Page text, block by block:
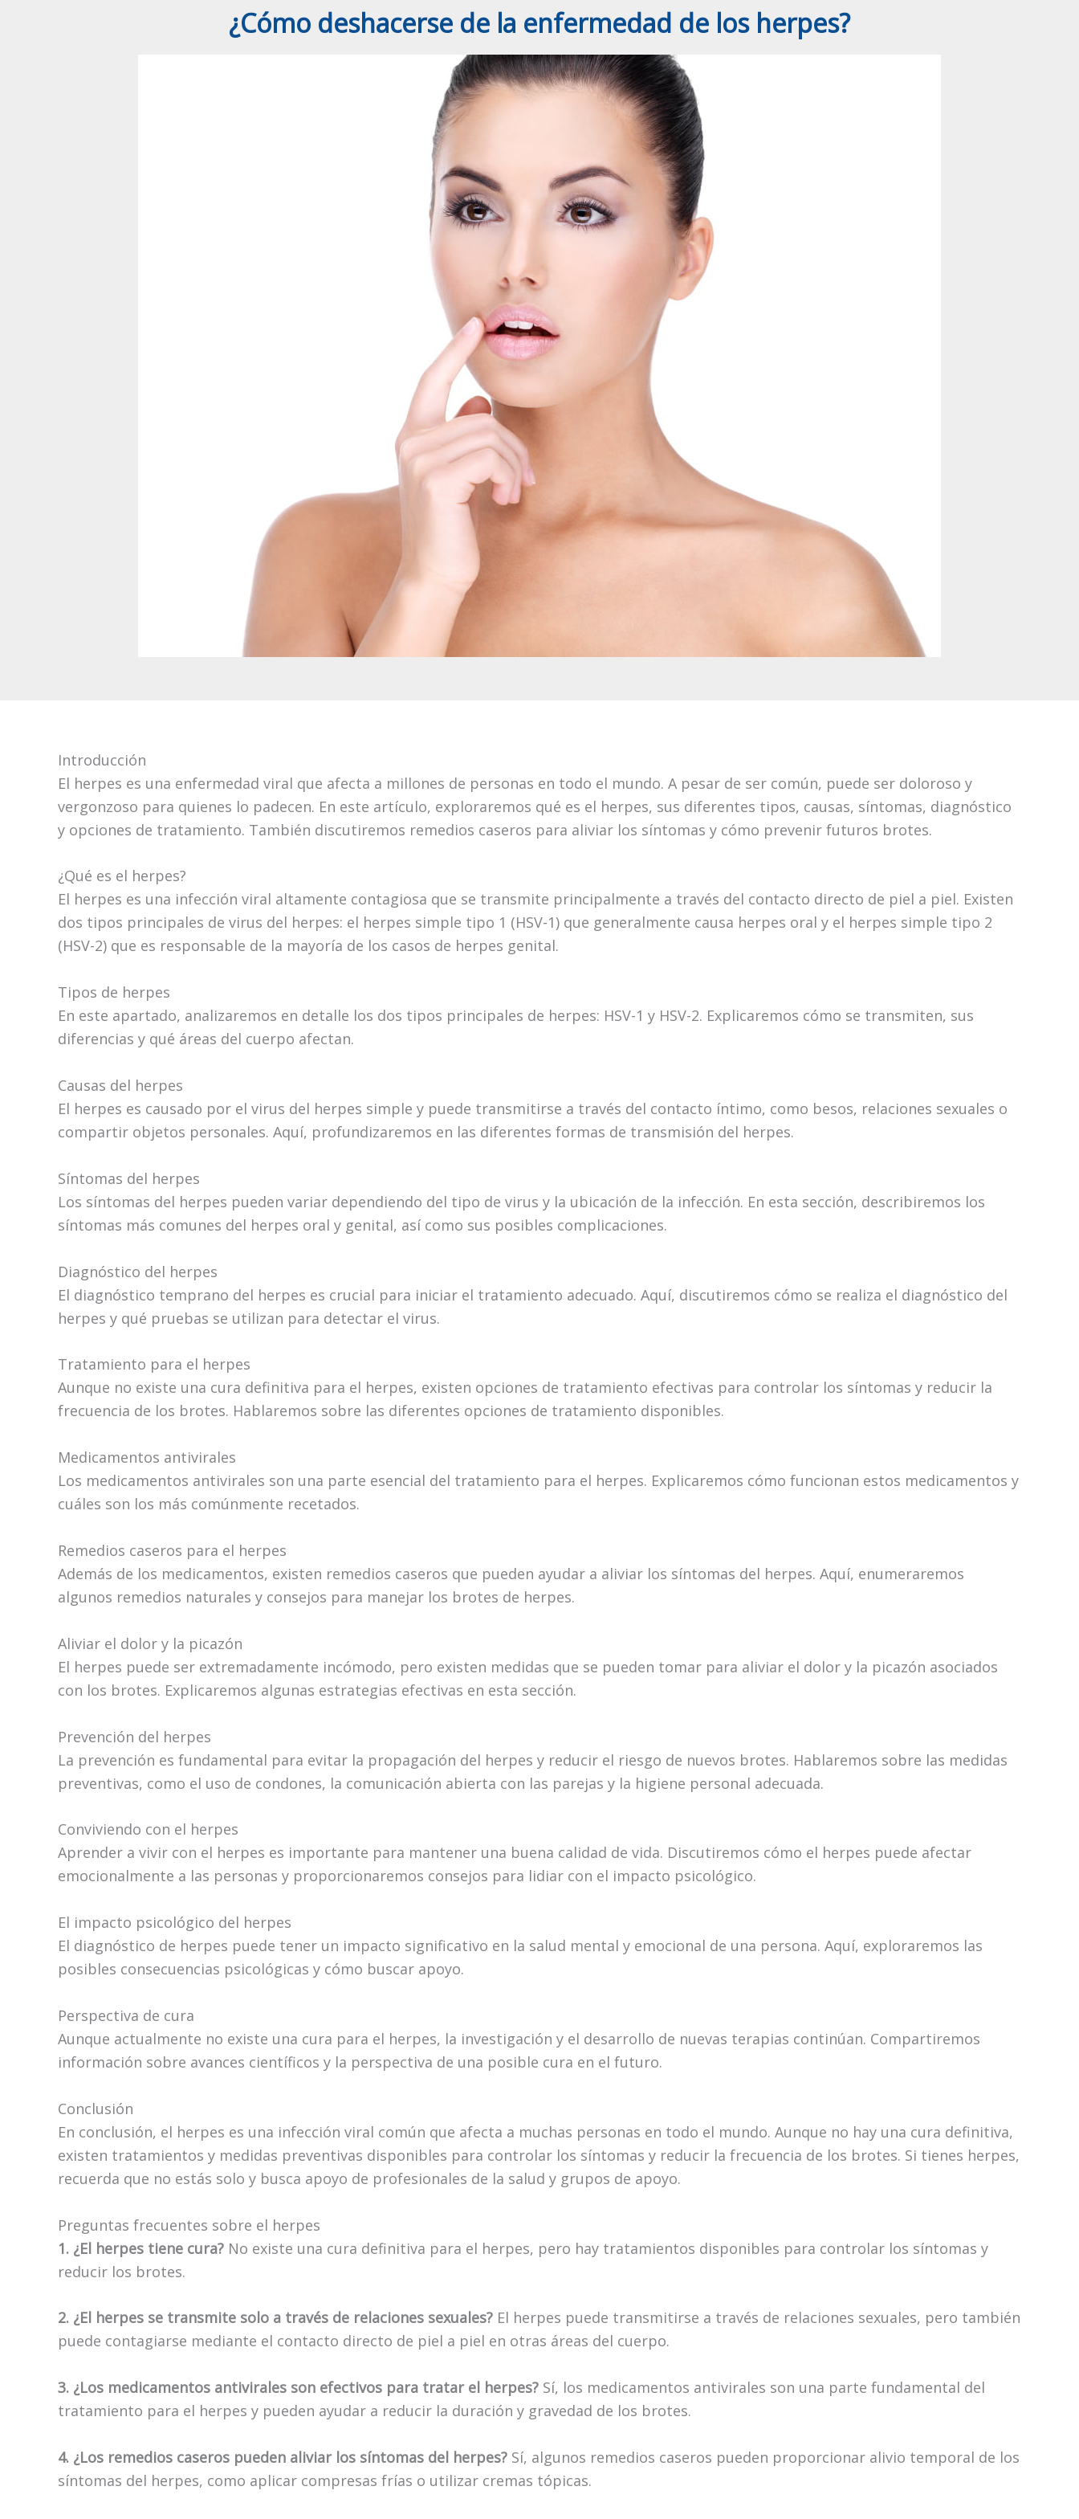
¿Cómo deshacerse de la enfermedad de los herpes?
Introducción
El herpes es una enfermedad viral que afecta a millones de personas en todo el mundo. A pesar de ser común, puede ser doloroso y
vergonzoso para quienes lo padecen. En este artículo, exploraremos qué es el herpes, sus diferentes tipos, causas, síntomas, diagnóstico
y opciones de tratamiento. También discutiremos remedios caseros para aliviar los síntomas y cómo prevenir futuros brotes.
¿Qué es el herpes?
El herpes es una infección viral altamente contagiosa que se transmite principalmente a través del contacto directo de piel a piel. Existen
dos tipos principales de virus del herpes: el herpes simple tipo 1 (HSV-1) que generalmente causa herpes oral y el herpes simple tipo 2
(HSV-2) que es responsable de la mayoría de los casos de herpes genital.
Tipos de herpes
En este apartado, analizaremos en detalle los dos tipos principales de herpes: HSV-1 y HSV-2. Explicaremos cómo se transmiten, sus
diferencias y qué áreas del cuerpo afectan.
Causas del herpes
El herpes es causado por el virus del herpes simple y puede transmitirse a través del contacto íntimo, como besos, relaciones sexuales o
compartir objetos personales. Aquí, profundizaremos en las diferentes formas de transmisión del herpes.
Síntomas del herpes
Los síntomas del herpes pueden variar dependiendo del tipo de virus y la ubicación de la infección. En esta sección, describiremos los
síntomas más comunes del herpes oral y genital, así como sus posibles complicaciones.
Diagnóstico del herpes
El diagnóstico temprano del herpes es crucial para iniciar el tratamiento adecuado. Aquí, discutiremos cómo se realiza el diagnóstico del
herpes y qué pruebas se utilizan para detectar el virus.
Tratamiento para el herpes
Aunque no existe una cura definitiva para el herpes, existen opciones de tratamiento efectivas para controlar los síntomas y reducir la
frecuencia de los brotes. Hablaremos sobre las diferentes opciones de tratamiento disponibles.
Medicamentos antivirales
Los medicamentos antivirales son una parte esencial del tratamiento para el herpes. Explicaremos cómo funcionan estos medicamentos y
cuáles son los más comúnmente recetados.
Remedios caseros para el herpes
Además de los medicamentos, existen remedios caseros que pueden ayudar a aliviar los síntomas del herpes. Aquí, enumeraremos
algunos remedios naturales y consejos para manejar los brotes de herpes.
Aliviar el dolor y la picazón
El herpes puede ser extremadamente incómodo, pero existen medidas que se pueden tomar para aliviar el dolor y la picazón asociados
con los brotes. Explicaremos algunas estrategias efectivas en esta sección.
Prevención del herpes
La prevención es fundamental para evitar la propagación del herpes y reducir el riesgo de nuevos brotes. Hablaremos sobre las medidas
preventivas, como el uso de condones, la comunicación abierta con las parejas y la higiene personal adecuada.
Conviviendo con el herpes
Aprender a vivir con el herpes es importante para mantener una buena calidad de vida. Discutiremos cómo el herpes puede afectar
emocionalmente a las personas y proporcionaremos consejos para lidiar con el impacto psicológico.
El impacto psicológico del herpes
El diagnóstico de herpes puede tener un impacto significativo en la salud mental y emocional de una persona. Aquí, exploraremos las
posibles consecuencias psicológicas y cómo buscar apoyo.
Perspectiva de cura
Aunque actualmente no existe una cura para el herpes, la investigación y el desarrollo de nuevas terapias continúan. Compartiremos
información sobre avances científicos y la perspectiva de una posible cura en el futuro.
Conclusión
En conclusión, el herpes es una infección viral común que afecta a muchas personas en todo el mundo. Aunque no hay una cura definitiva,
existen tratamientos y medidas preventivas disponibles para controlar los síntomas y reducir la frecuencia de los brotes. Si tienes herpes,
recuerda que no estás solo y busca apoyo de profesionales de la salud y grupos de apoyo.
Preguntas frecuentes sobre el herpes
1. ¿El herpes tiene cura? No existe una cura definitiva para el herpes, pero hay tratamientos disponibles para controlar los síntomas y
reducir los brotes.
2. ¿El herpes se transmite solo a través de relaciones sexuales? El herpes puede transmitirse a través de relaciones sexuales, pero también
puede contagiarse mediante el contacto directo de piel a piel en otras áreas del cuerpo.
3. ¿Los medicamentos antivirales son efectivos para tratar el herpes? Sí, los medicamentos antivirales son una parte fundamental del
tratamiento para el herpes y pueden ayudar a reducir la duración y gravedad de los brotes.
4. ¿Los remedios caseros pueden aliviar los síntomas del herpes? Sí, algunos remedios caseros pueden proporcionar alivio temporal de los
síntomas del herpes, como aplicar compresas frías o utilizar cremas tópicas.